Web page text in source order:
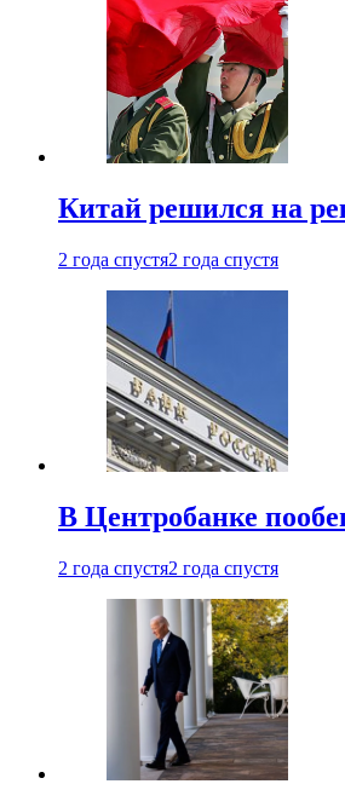
Китай решился на
2 года спустя2 года спустя
В Центробанке
2 года спустя2 года спустя